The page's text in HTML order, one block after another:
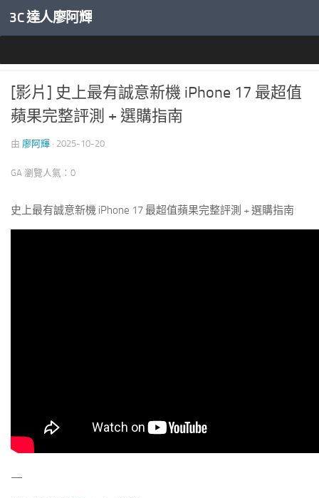
內文下方
3C 達人廖阿輝
[影片] 史上最有誠意新機 iPhone 17 最超值
蘋果完整評測 + 選購指南
由 廖阿輝 · 2025-10-20
GA 瀏覽人氣：0
史上最有誠意新機 iPhone 17 最超值蘋果完整評測 + 選購指南
—